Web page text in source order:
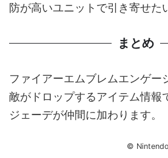
防が高いユニットで引き寄せた
まとめ
ファイアーエムブレムエンゲー
敵がドロップするアイテム情報
ジェーデが仲間に加わります。
© Nintendo